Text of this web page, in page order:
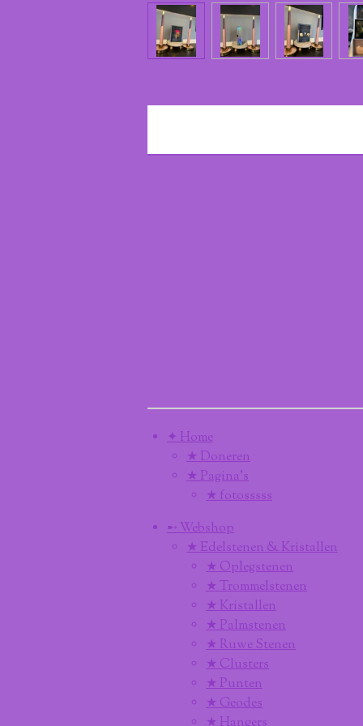
✦ Home
★ Doneren
★ Pagina’s
★ fotosssss
➸ Webshop
★ Edelstenen & Kristallen
★ Oplegstenen
★ Trommelstenen
★ Kristallen
★ Palmstenen
★ Ruwe Stenen
★ Clusters
★ Punten
★ Geodes